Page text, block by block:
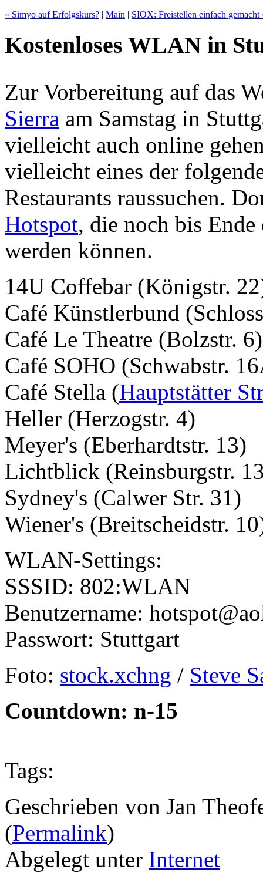
« Simyo auf Erfolgskurs? | Main | SIOX: Freistellen einfach gemacht
Kostenloses WLAN in
Zur Vorbereitung auf das
Sierra am Samstag in
vielleicht auch online
vielleicht eines der
Restaurants raussuchen.
Hotspot, die noch bis
werden können.
14U Coffebar (Königstr.
Café Künstlerbund
Café Le Theatre (Bolzstr. 6)
Café SOHO (Schwabstr.
Café Stella (Hauptstätter
Heller (Herzogstr. 4)
Meyer's (Eberhardtstr. 13)
Lichtblick (Reinsburgstr.
Sydney's (Calwer Str. 31)
Wiener's (Breitscheidstr.
WLAN-Settings:
SSSID: 802:WLAN
Benutzername:
Passwort: Stuttgart
Foto: stock.xchng / Steve
Countdown: n-15
Tags:
Geschrieben von Jan
(Permalink)
Abgelegt unter Internet